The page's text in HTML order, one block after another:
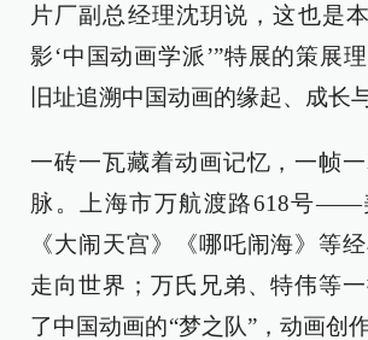
片厂副总经理沈玥说，这也是
影‘中国动画学派’”特展的策展
旧址追溯中国动画的缘起、成长
一砖一瓦藏着动画记忆，一帧
脉。上海市万航渡路618号——
《大闹天宫》《哪吒闹海》等
走向世界；万氏兄弟、特伟等
了中国动画的“梦之队”，动画创